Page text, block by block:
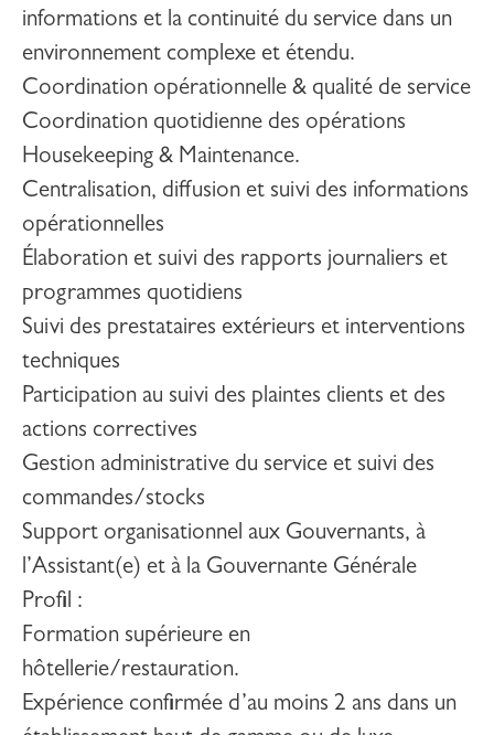
informations et la continuité du service dans un
environnement complexe et étendu.
Coordination opérationnelle & qualité de service
Coordination quotidienne des opérations
Housekeeping & Maintenance.
Centralisation, diffusion et suivi des informations
opérationnelles
Élaboration et suivi des rapports journaliers et
programmes quotidiens
Suivi des prestataires extérieurs et interventions
techniques
Participation au suivi des plaintes clients et des
actions correctives
Gestion administrative du service et suivi des
commandes/stocks
Support organisationnel aux Gouvernants, à
l’Assistant(e) et à la Gouvernante Générale
Profil :
Formation supérieure en
hôtellerie/restauration.
Expérience confirmée d’au moins 2 ans dans un